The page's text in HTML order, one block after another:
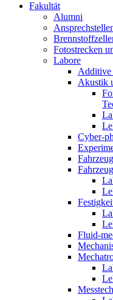
Fakultät
Alumni
Fotostrecken
Labore
Additive
Akustik
Cyber-
Fluid-